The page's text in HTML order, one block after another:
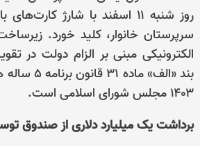
روز شنبه ۱۱ اسفند با شارژ
سرپرستان خانوار، کلید خورد.
الکترونیکی مبنی بر الزام دولت در
بند «الف»
۱۴۰۳ مجلس شورای اسلامی است.
برداشت یک میلیارد دلاری از صندوق